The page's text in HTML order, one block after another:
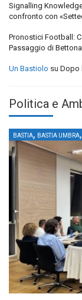
Signalling
confronto con
Pronostici Football:
Passaggio di
Un Bastiolo su Dopo
Politica e
BASTIA, BASTIA UMBRA,